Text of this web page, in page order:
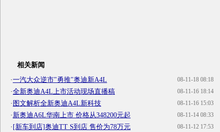
相关新闻
08-11-18 08:18
·一汽大众逆市"勇推"奥迪新A4L
08-11-16 18:14
·全新奥迪A4L上市活动现场直播稿
08-11-16 15:03
· 图文解析全新奥迪A4L新科技
08-11-14 08:33
·新奥迪A6L华南上市 价格从348200元起
08-11-12 17:53
·[新车到店]奥迪TT S到店 售价为78万元